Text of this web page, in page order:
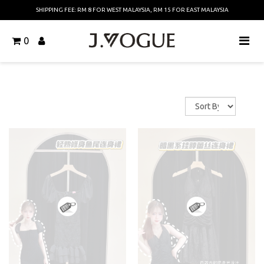
SHIPPING FEE: RM 8 FOR WEST MALAYSIA, RM 15 FOR EAST MALAYSIA
0